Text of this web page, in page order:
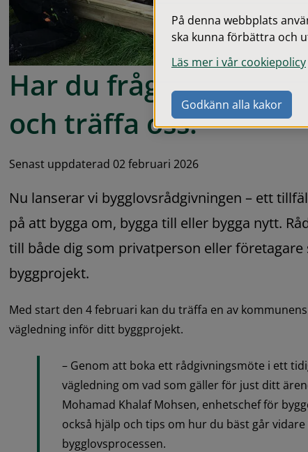
Har du frågor om
och träffa oss!
Senast uppdaterad 02 februari 2026
Nu lanserar vi bygglovsrådgivningen – ett
på att bygga om, bygga till eller bygga nytt.
till både dig som privatperson eller
byggprojekt.
Med start den 4 februari kan du träffa en av
vägledning inför ditt byggprojekt.
– Genom att boka ett rådgivningsmöte i ett
vägledning om vad som gäller för just ditt
Mohamad Khalaf Mohsen, enhetschef för
också hjälp och tips om hur du bäst går vidare
bygglovsprocessen.
På denna webbplats
ska kunna förbättra och
Läs mer i vår cookiepolicy
Godkänn alla kakor